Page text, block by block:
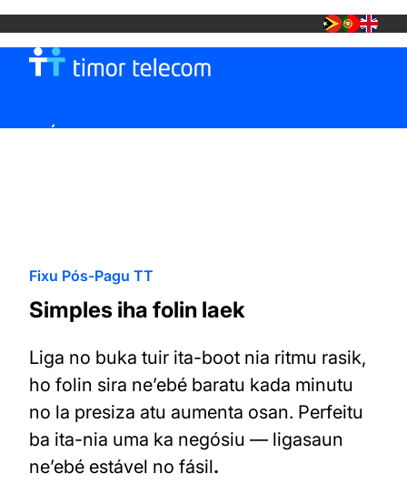
MÓVEL
Acabado de chegar?
Entra na conversa.
Just arrived? Join the conversation.
Fixu Pós-Pagu TT
Simples iha folin laek
Liga no buka tuir ita-boot nia ritmu rasik,
ho folin sira ne’ebé baratu kada minutu
no la presiza atu aumenta osan. Perfeitu
ba ita-nia uma ka negósiu — ligasaun
ne’ebé estável no fásil.